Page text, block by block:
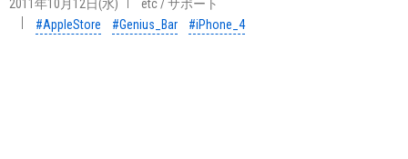
2011年10月12日(水) etc/サポート
#AppleStore
#Genius_Bar #iPhone_4